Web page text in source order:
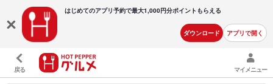
はじめてのアプリ予約で最大1,000円分ポイントもらえる
ダウンロード アプリで開く
戻る マイメニュー